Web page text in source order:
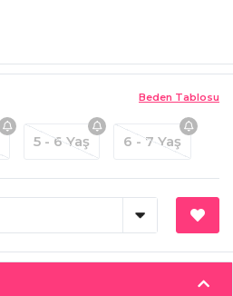
Beden Tablosu
5 - 6 Yaş 6 - 7 Yaş